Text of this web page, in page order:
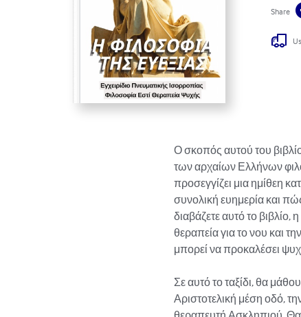
Share
Ο σκοπός αυτού του
των αρχαίων Ελλήνων
προσεγγίζει μια ημίθεη
συνολική ευημερία και
διαβάζετε αυτό το βιβλίο,
θεραπεία για το νου και
μπορεί να προκαλέσει
Σε αυτό το ταξίδι, θα
Αριστοτελική μέση οδό,